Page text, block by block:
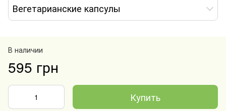
Вегетарианские капсулы
В наличии
595 грн
Купить